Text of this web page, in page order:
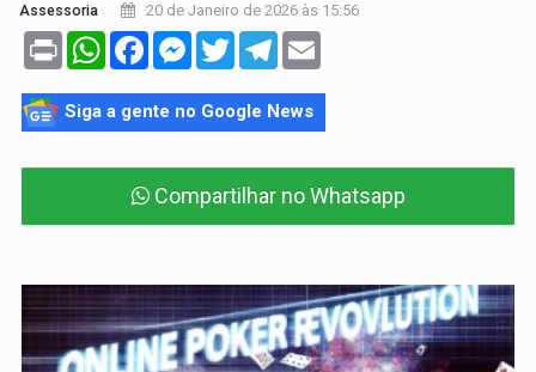
Assessoria 20 de Janeiro de 2026 às 15:56
Print WhatsAppFacebookMessenger
TwitterTelegram
Siga a gente no Google News
Compartilhar no Whatsapp